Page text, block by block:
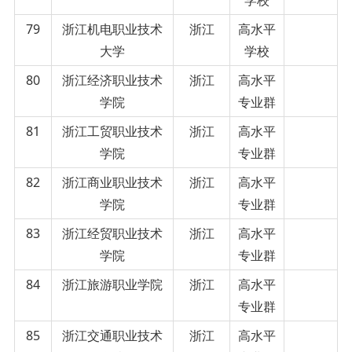
79
浙江机电职业技术
大学
浙江
高水平
学校
80
浙江经济职业技术
学院
浙江
高水平
专业群
81
浙江工贸职业技术
学院
浙江
高水平
专业群
82
浙江商业职业技术
学院
浙江
高水平
专业群
83
浙江经贸职业技术
学院
浙江
高水平
专业群
84
浙江旅游职业学院 浙江
高水平
专业群
85
浙江交通职业技术
浙江
高水平